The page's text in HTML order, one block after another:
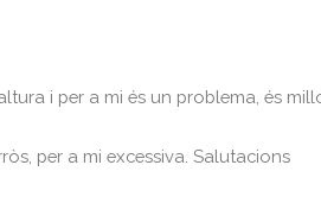
i per a mi és un problema, és
per a mi excessiva. Salutacions